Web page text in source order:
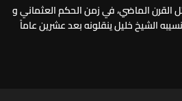
القرن الماضي، في زمن الحكم العثماني و
الشيخ خليل ينقلونه بعد عشرين عاماً